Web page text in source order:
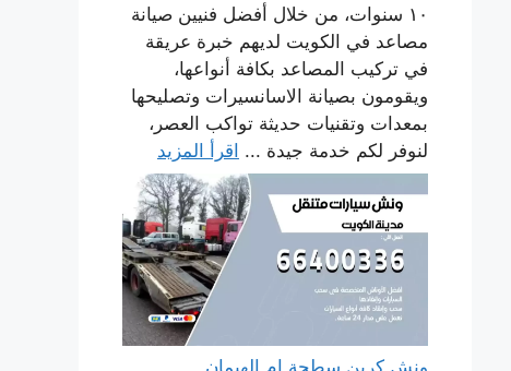
١٠ سنوات، من خلال أفضل فنيين صيانة
مصاعد في الكويت لديهم خبرة عريقة
في تركيب المصاعد بكافة أنواعها،
ويقومون بصيانة الاسانسيرات وتصليحها
بمعدات وتقنيات حديثة تواكب العصر،
لنوفر لكم خدمة جيدة ... اقرأ المزيد
ونش كرين سطحة ام الهيمان